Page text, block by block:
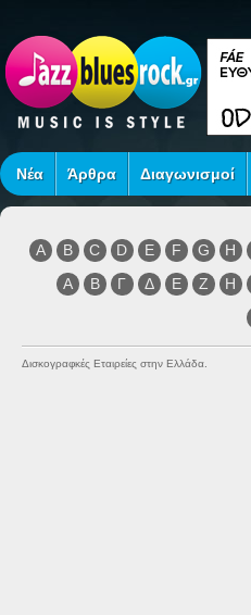
Νέα Άρθρα Διαγωνισμοί
A B C D E F G H
Α
Β Γ Δ Ε Ζ Η
Δισκογραφκές Εταιρείες στην Ελλάδα.